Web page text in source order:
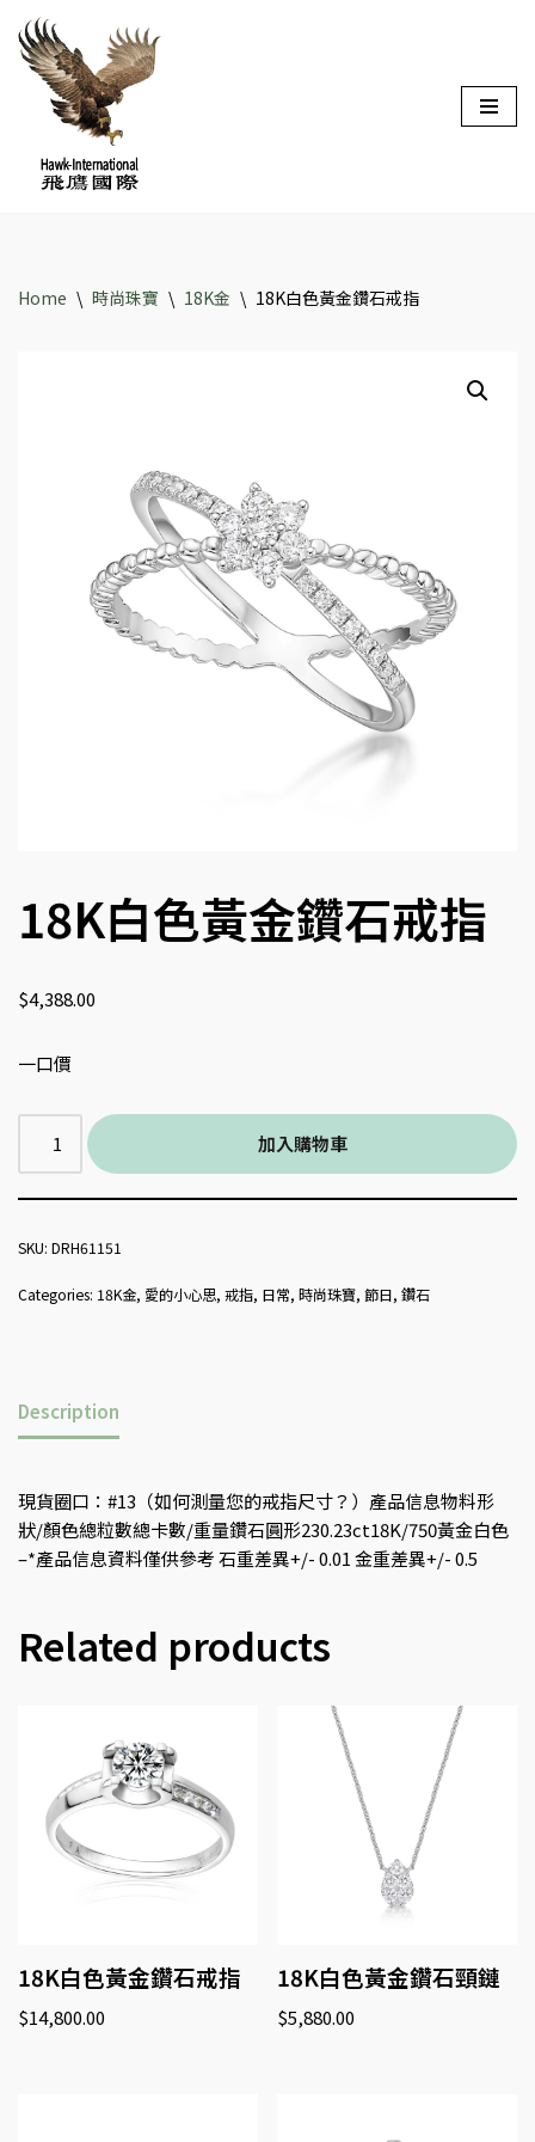
Skip
content
Home \ 時尚珠寶 \ 18K金 \ 18K白色黃金鑽石戒指
18K白色黃金鑽石戒指
$4,388.00
一口價
加入購物車
SKU: DRH61151
Categories: 18K金, 愛的小心思, 戒指, 日常, 時尚珠寶, 節日, 鑽石
Description
現貨圈口：#13（如何測量您的戒指尺寸？）產品信息物料形
狀/顏色總粒數總卡數/重量鑽石圓形230.23ct18K/750黃金白色
–*產品信息資料僅供參考 石重差異+/- 0.01 金重差異+/- 0.5
Related products
18K白色黃金鑽石戒指
$14,800.00
18K白色黃金鑽石頸鏈
$5,880.00